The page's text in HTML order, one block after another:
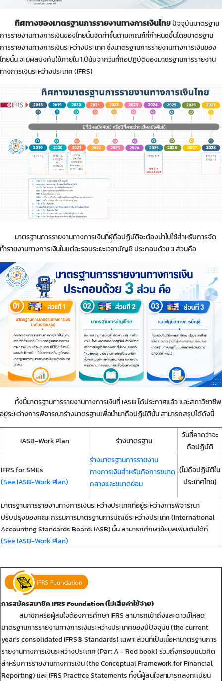
ทิศทางของมาตรฐานการรายงานทางการเงินไทยปัจจุบันมาตรฐาน
การรายงานทางการเงินของไทยนั้นจัดทำขึ้นตามเกณฑ์ที่กำหนดขึ้นโดยมาตรฐาน
การรายงานทางการเงินระหว่างประเทศ ซึ่งมาตรฐานการรายงานทางการเงินของ
ไทยนั้น จะมีผลบังคับใช้ภายใน 1 ปีนับจากวันที่ถือปฏิบัติของมาตรฐานการรายงาน
ทางการเงินระหว่างประเทศ (IFRS)
มาตรฐานการรายงานทางการเงินที่ผู้ถือปฏิบัติจะต้องนำไปใช้สำหรับการจัด
ทำรายงานทางการเงินในแต่ละรอบระยะเวลาบัญชี ประกอบด้วย 3 ส่วนคือ
ทั้งนี้มาตรฐานการรายงานทางการเงินที่ IASB ได้ประกาศแล้ว และสภาวิชาชีพ
อยู่ระหว่างการพิจารณาร่างมาตรฐานเพื่อนำมาถือปฏิบัตินั้น สามารถสรุปได้ดังนี้
IASB-Work Plan ร่างมาตรฐาน
วันที่คาดว่าจะ
ถือปฏิบัติ
IFRS for SMEs
(See IASB-Work Plan)
ร่างมาตรฐานการรายงาน
ทางการเงินสำหรับกิจการขนาด
กลางและขนาดย่อม
(ไม่ถือปฏิบัติใน
ประเทศไทย)
มาตรฐานการรายงานทางการเงินระหว่างประเทศที่อยู่ระหว่างการพิจารณา
ปรับปรุงของคณะกรรมการมาตรฐานการบัญชีระหว่างประเทศ (International
Accounting Standards Board: IASB) นั้น สามารถศึกษาข้อมูลเพิ่มเติมได้ที่
(See IASB-Work Plan)
การสมัครสมาชิก IFRS Foundation (ไม่เสียค่าใช้จ่าย)
สมาชิกหรือผู้สนใจต้องการศึกษา IFRS สามารถเข้าถึงและดาวน์โหลด
มาตรฐานการรายงานทางการเงินระหว่างประเทศของปีปัจจุบัน (the current
year's consolidated IFRS® Standards) เฉพาะส่วนที่เป็นเนื้อหามาตรฐานการ
รายงานทางการเงินระหว่างประเทศ (Part A - Red book) รวมถึงกรอบแนวคิด
สำหรับการรายงานทางการเงิน (the Conceptual Framework for Financial
Reporting) และ IFRS Practice Statements ทั้งนี้ผู้สนใจสามารถลงทะเบียน